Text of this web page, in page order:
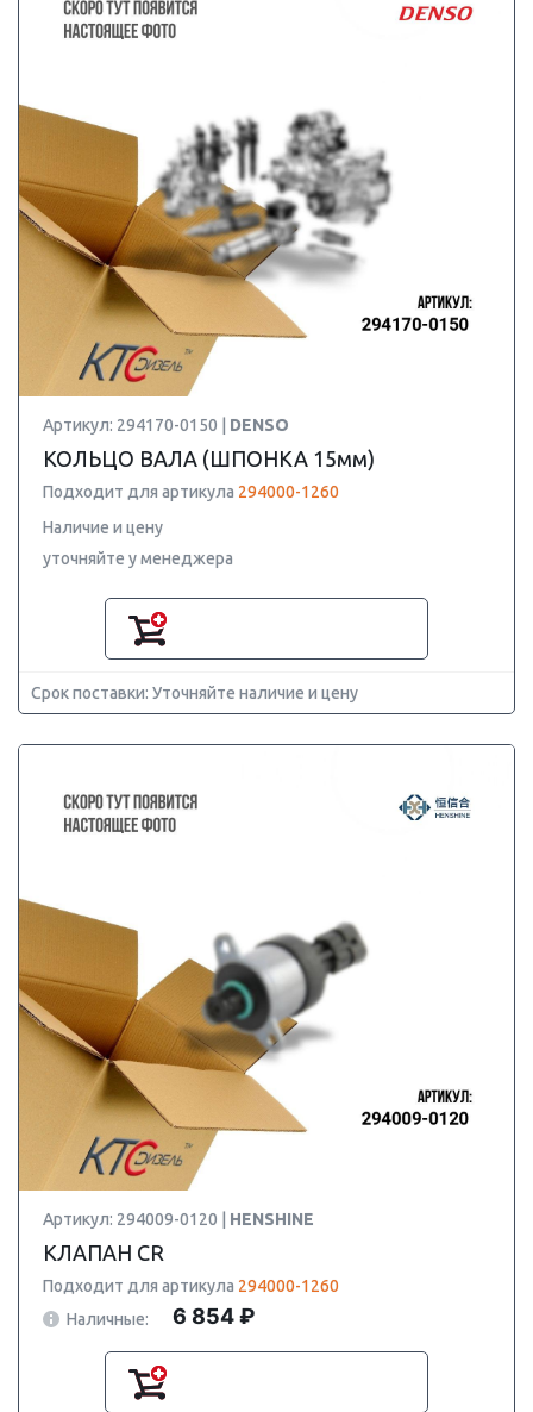
Артикул: 294170-0150 | DENSO
КОЛЬЦО ВАЛА (ШПОНКА 15мм)
Подходит для артикула 294000-1260
Наличие и цену
уточняйте у менеджера
Срок поставки: Уточняйте наличие и цену
Артикул: 294009-0120 | HENSHINE
КЛАПАН CR
Подходит для артикула 294000-1260
Наличные:
6 854 ₽